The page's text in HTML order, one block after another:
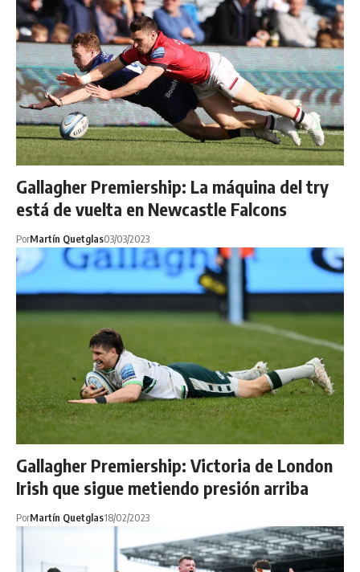
Gallagher Premiership: La máquina del try
está de vuelta en Newcastle Falcons
PorMartín Quetglas03/03/2023
Gallagher Premiership: Victoria de London
Irish que sigue metiendo presión arriba
PorMartín Quetglas18/02/2023